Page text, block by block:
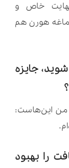
خاص و
هورن هم
جایزه
من این‌هاست:
را بهبود